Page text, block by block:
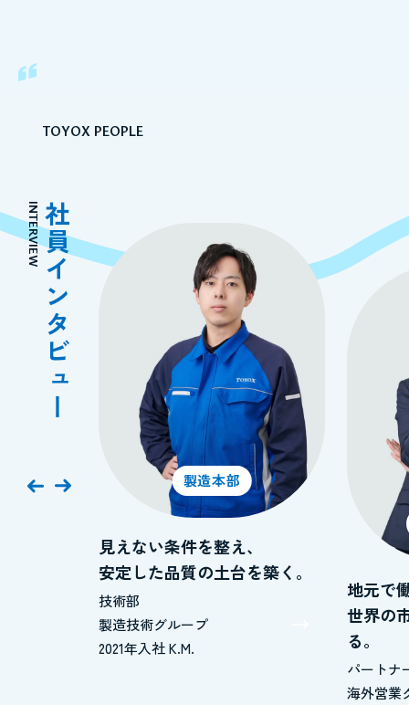
TOYOX PEOPLE
社員インタビュー
INTERVIEW
製造本部
見えない条件を整え、
安定した品質の土台を築く。
技術部
製造技術グループ
2021年入社 K.M.
地元で
世界の
る。
パートナ
海外営業